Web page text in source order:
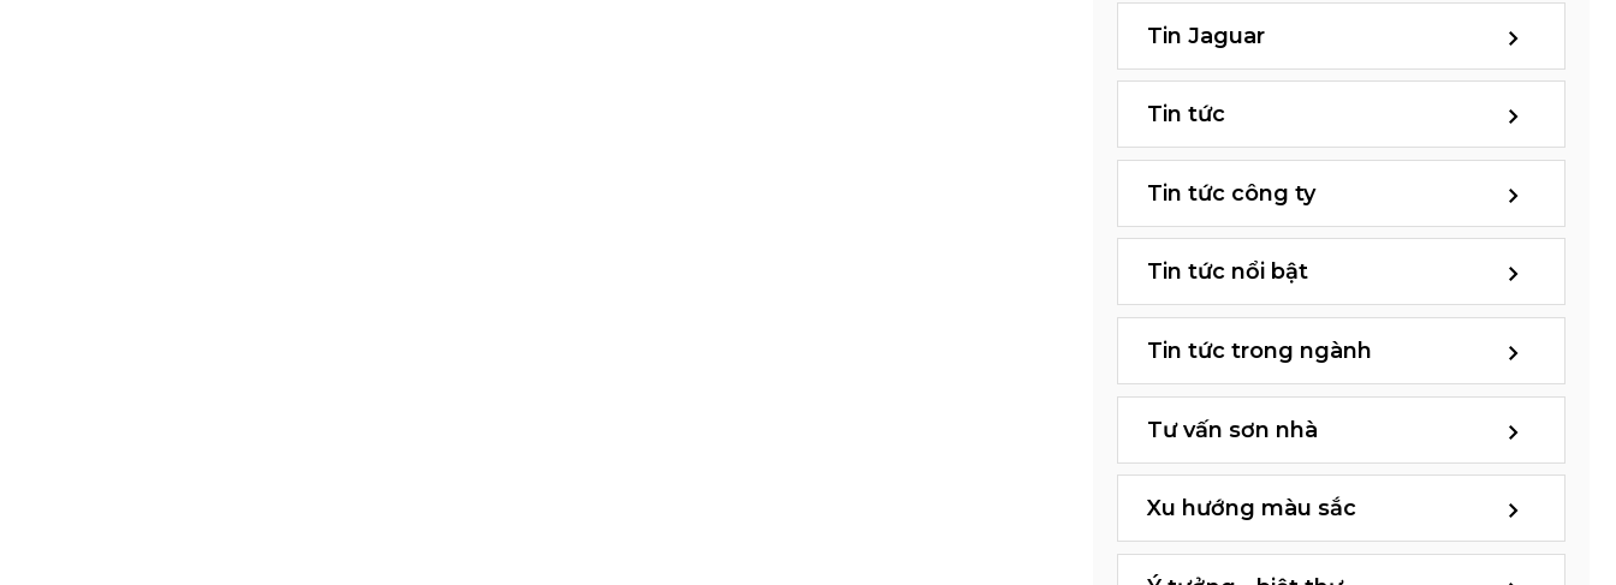
Tin Jaguar
Tin tức
Tin tức công ty
Tin tức nổi bật
Tin tức trong ngành
Tư vấn sơn nhà
Xu hướng màu sắc